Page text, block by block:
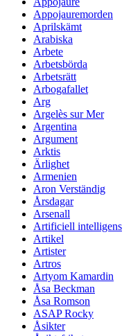
Appojauremorden
Aprilskämt
Arabiska
Arbete
Arbetsbörda
Arbetsrätt
Arbogafallet
Arg
Argelès sur Mer
Argentina
Argument
Arktis
Ärlighet
Armenien
Aron Verständig
Årsdagar
Arsenall
Artificiell intelligens
Artikel
Artister
Artros
Artyom Kamardin
Åsa Beckman
Åsa Romson
ASAP Rocky
Åsikter